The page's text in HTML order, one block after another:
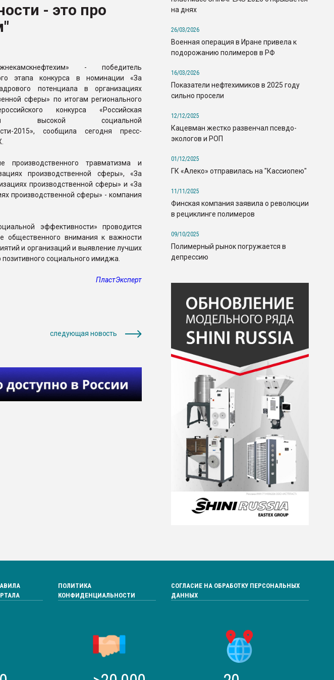
- это про
- победитель
этапа конкурса в номинации «За
потенциала в организациях
сферы» по итогам регионального
конкурса «Российская
высокой социальной
2015», сообщила сегодня пресс-
травматизма и
производственной сферы», «За
производственной сферы» и «За
производственной сферы» - компания
эффективности» проводится
общественного внимания к важности
и организаций и выявление лучших
социального имиджа.
ПластЭксперт
следующая новость
на днях
26/03/2026
Военная операция в Иране привела к
подорожанию полимеров в РФ
16/03/2026
Показатели нефтехимиков в 2025 году
сильно просели
12/12/2025
Кацевман жестко развенчал псевдо-
экологов и РОП
01/12/2025
ГК «Алеко» отправилась на "Кассиопею"
11/11/2025
Финская компания заявила о революции
в рециклинге полимеров
09/10/2025
Полимерный рынок погружается в
депрессию
ПОЛИТИКА
КОНФИДЕНЦИАЛЬНОСТИ
СОГЛАСИЕ НА ОБРАБОТКУ ПЕРСОНАЛЬНЫХ
ДАННЫХ